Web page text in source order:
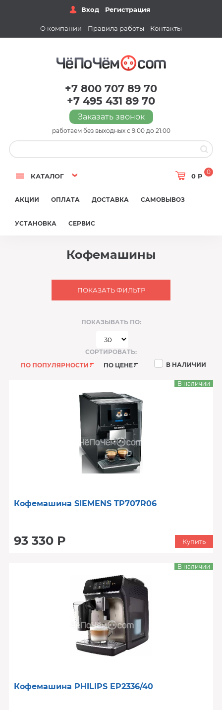
Вход Регистрация
О компании Правила работы Контакты
+7 800 707 89 70
+7 495 431 89 70
Заказать звонок
работаем без выходных с 9:00 до 21:00
КАТАЛОГ 0 Р
0
АКЦИИ ОПЛАТА ДОСТАВКА САМОВЫВОЗ
УСТАНОВКА СЕРВИС
Кофемашины
ПОКАЗАТЬ ФИЛЬТР
ПОКАЗЫВАТЬ ПО:
СОРТИРОВАТЬ:
ПО ПОПУЛЯРНОСТИ
ПО ЦЕНЕ В НАЛИЧИИ
Кофемашина SIEMENS TP707R06
93 330 Р
В наличии
Купить
Кофемашина PHILIPS EP2336/40
В наличии